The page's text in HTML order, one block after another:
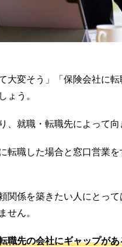
大変そう」「保険会社に
ょう。
、就職・転職先によって向
転職した場合と窓口営業
関係を築きたい人にとっ
せん。
職先の会社にギャップが